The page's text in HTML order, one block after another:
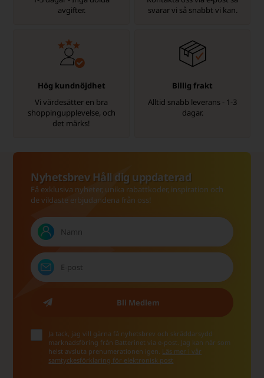
avgifter.
svarar vi så snabbt vi kan.
Hög kundnöjdhet
Vi värdesätter en bra
shoppingupplevelse, och
det märks!
Billig frakt
Alltid snabb leverans - 1-3
dagar.
Nyhetsbrev Håll dig uppdaterad
Få exklusiva nyheter, unika rabattkoder, inspiration och
de vildaste erbjudandena från oss!
Ja tack, jag vill gärna få nyhetsbrev och skräddarsydd
marknadsföring från Batterinet via e-post. Jag kan när som
helst avsluta prenumerationen igen. Läs mer i vår
samtyckesförklaring för elektronisk post